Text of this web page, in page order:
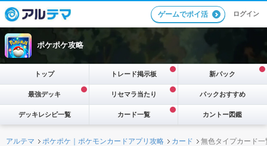
ゲームでポイ活 ログイン
ポケポケ攻略
トップ トレード掲示板 新パック
最強デッキ リセマラ当たり パックおすすめ
デッキレシピ一覧 カード一覧 カントー図鑑
アルテマ ポケポケ｜ポケモンカードアプリ攻略 カード 無色タイプカード一